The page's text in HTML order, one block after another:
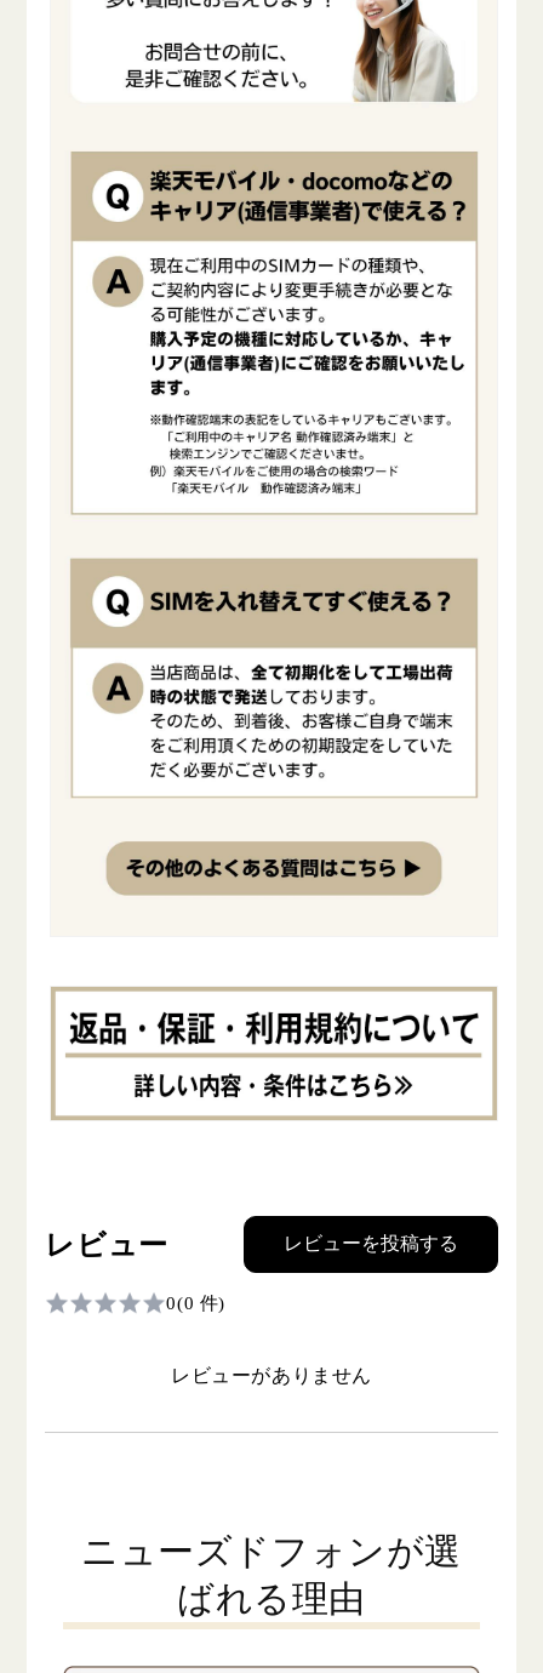
レビュー レビューを投稿する
0(0 件)
レビューがありません
ニューズドフォンが選
ばれる理由